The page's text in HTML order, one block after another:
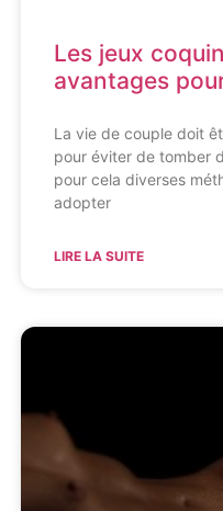
Les jeux
avantages
La vie de couple doit
pour éviter de tomber
pour cela diverses
adopter
LIRE LA SUITE